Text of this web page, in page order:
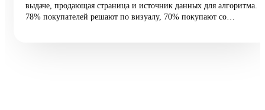
выдаче, продающая страница и источник данных для алгоритма.
78% покупателей решают по визуалу, 70% покупают со